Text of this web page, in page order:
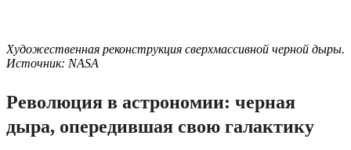
Художественная реконструкция сверхмассивной черной дыры.
Источник: NASA
Революция в астрономии: черная
дыра, опередившая свою галактику